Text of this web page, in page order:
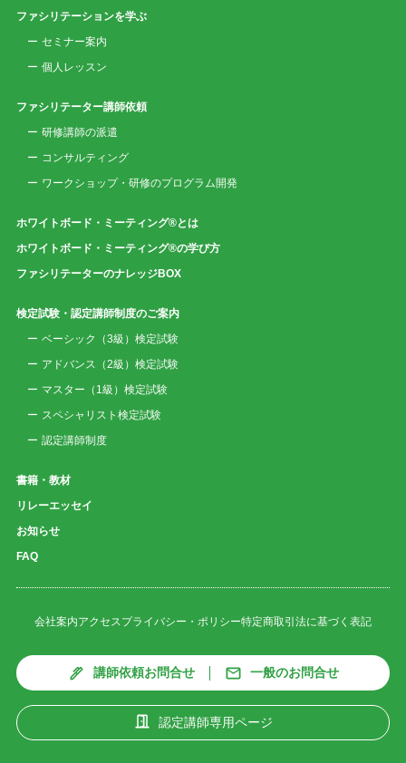
ファシリテーションを学ぶ
セミナー案内
個人レッスン
ファシリテーター講師依頼
研修講師の派遣
コンサルティング
ワークショップ・研修のプログラム開発
ホワイトボード・ミーティング®とは
ホワイトボード・ミーティング®の学び方
ファシリテーターのナレッジBOX
検定試験・認定講師制度のご案内
ベーシック（3級）検定試験
アドバンス（2級）検定試験
マスター（1級）検定試験
スペシャリスト検定試験
認定講師制度
書籍・教材
リレーエッセイ
お知らせ
FAQ
会社案内アクセスプライバシー・ポリシー特定商取引法に基づく表記
講師依頼お問合せ 一般のお問合せ
認定講師専用ページ